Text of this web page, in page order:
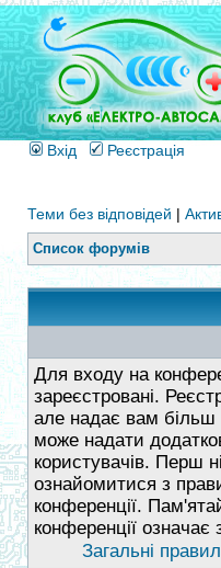
Вхід Реєстрація
Теми без відповідей |
Список форумів
Для входу на
зареєстровані.
але надає вам більш
може надати
користувачів. Перш
ознайомитися з
конференції.
конференції означає
Загальні